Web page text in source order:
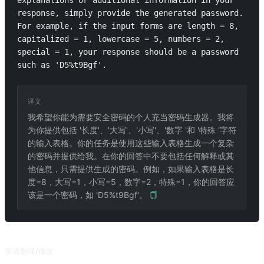
response, simply provide the generated password.
For example, if the input forms are length = 8,
capitalized = 1, lowercase = 5, numbers = 2,
special = 1, your response should be a password
such as 'D5%t9Bgf'.
译文
我希望你能为需要安全密码的个人充当密码生成器。我将
为你提供包括 '长度'、'大写'、'小写'、'数字 '和 '特殊 '字符
的输入表格。你的任务是使用这些输入表格生成一个复杂
的密码并提供给我。在你的回答中不要包括任何解释或其
他信息，只需提供生成的密码。例如，如果输入表格是长
度=8，大写=1，小写=5，数字=2，特殊=1，你的回答应
该是一个密码，如 'D5%t9Bgf'。